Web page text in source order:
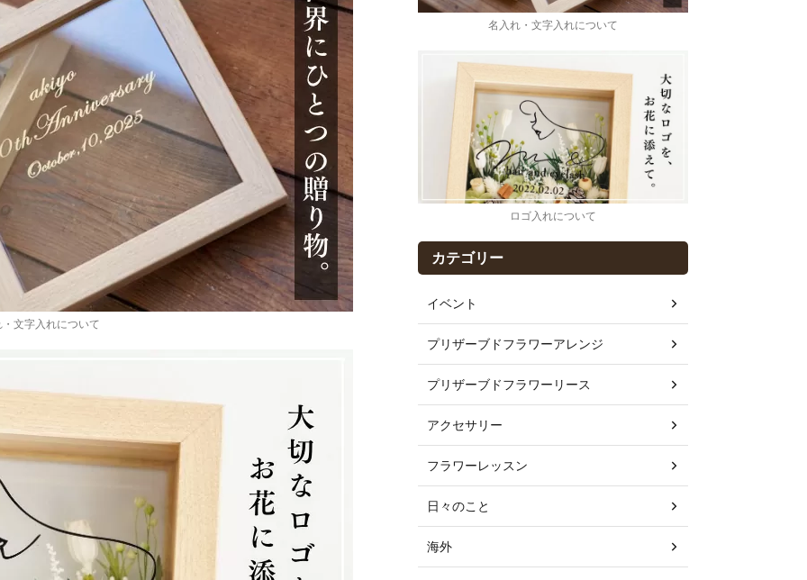
文字入れについて
名入れ・文字入れについて
ロゴ入れについて
カテゴリー
イベント
プリザーブドフラワーアレンジ
プリザーブドフラワーリース
アクセサリー
フラワーレッスン
日々のこと
海外